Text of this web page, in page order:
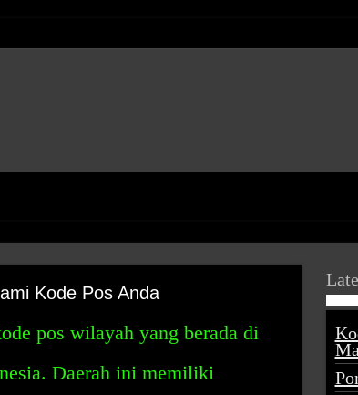
Kode Pos Anda
pos wilayah yang berada di
Daerah ini memiliki